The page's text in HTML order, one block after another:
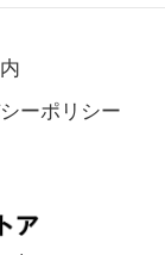
ーポリシー